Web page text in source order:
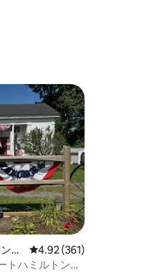
評価
・
レビュー361件、5つ
4.92 (361)
トハミルトンモ